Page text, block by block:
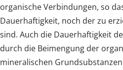
organische Verbindungen, so
Dauerhaftigkeit, noch der zu
sind. Auch die Dauerhaftigkeit
durch die Beimengung der
mineralischen